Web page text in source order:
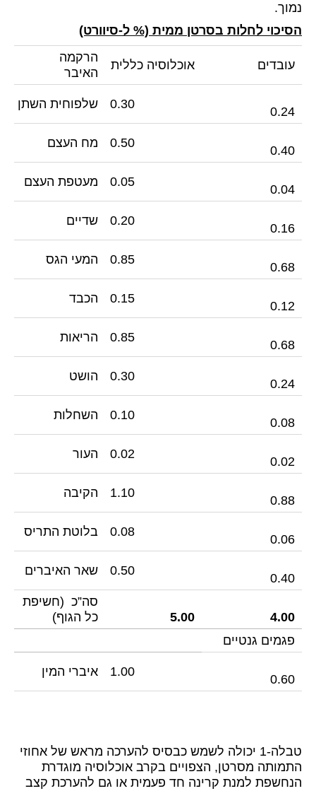
נמוך.
הסיכוי לחלות בסרטן ממית (% ל-סיוורט)
עובדים אוכלוסיה כללית
הרקמה
האיבר
0.24
שלפוחית השתן
0.40
מח העצם
0.04
מעטפת העצם
0.16
שדיים
0.68
המעי הגס
0.12
הכבד
0.68
הריאות
0.24
הושט
0.08
השחלות
0.02
העור
0.88
הקיבה
0.06
בלוטת התריס
0.40
שאר האיברים
4.00
5.00
סה”כ (חשיפת
כל הגוף)
פגמים גנטיים
0.60
איברי המין
טבלה-1 יכולה לשמש כבסיס להערכה מראש של אחוזי
התמותה מסרטן, הצפויים בקרב אוכלוסיה מוגדרת
הנחשפת למנת קרינה חד פעמית או גם להערכת קצב